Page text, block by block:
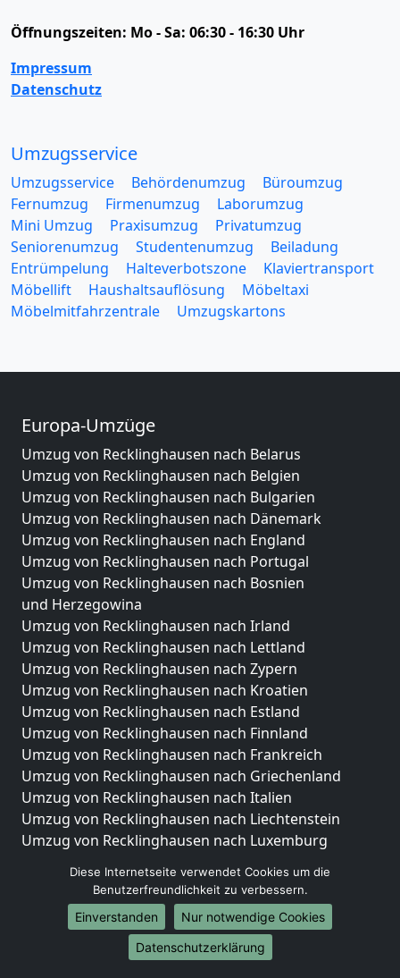
Öffnungszeiten: Mo - Sa: 06:30 - 16:30 Uhr
Impressum
Datenschutz
Umzugsservice
Umzugsservice Behördenumzug
Büroumzug
Fernumzug
Firmenumzug
Laborumzug
Mini Umzug
Praxisumzug
Privatumzug
Seniorenumzug
Studentenumzug
Beiladung
Entrümpelung
Halteverbotszone
Klaviertransport
Möbellift
Haushaltsauflösung
Möbeltaxi
Möbelmitfahrzentrale
Umzugskartons
Europa-Umzüge
Umzug von Recklinghausen nach Belarus
Umzug von Recklinghausen nach Belgien
Umzug von Recklinghausen nach Bulgarien
Umzug von Recklinghausen nach Dänemark
Umzug von Recklinghausen nach England
Umzug von Recklinghausen nach Portugal
Umzug von Recklinghausen nach Bosnien
und Herzegowina
Umzug von Recklinghausen nach Irland
Umzug von Recklinghausen nach Lettland
Umzug von Recklinghausen nach Zypern
Umzug von Recklinghausen nach Kroatien
Umzug von Recklinghausen nach Estland
Umzug von Recklinghausen nach Finnland
Umzug von Recklinghausen nach Frankreich
Umzug von Recklinghausen nach Griechenland
Umzug von Recklinghausen nach Italien
Umzug von Recklinghausen nach Liechtenstein
Umzug von Recklinghausen nach Luxemburg
Umzug von Recklinghausen nach Norwegen
Umzüge-Deutschlandweit
Umzug von Recklinghausen nach Berlin
Diese Internetseite verwendet Cookies um die
Benutzerfreundlichkeit zu verbessern.
Einverstanden
Nur notwendige Cookies
Datenschutzerklärung